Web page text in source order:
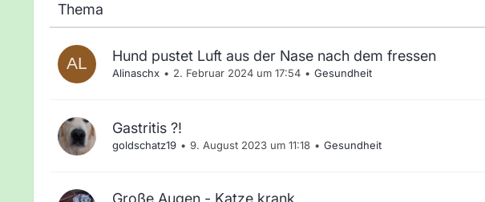
Thema
Hund pustet Luft aus der Nase nach dem fressen
Alinaschx 2. Februar 2024 um 17:54 Gesundheit
Gastritis ?!
goldschatz19 9. August 2023 um 11:18 Gesundheit
Große Augen - Katze krank